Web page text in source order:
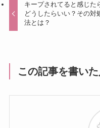
キープされてると感じた
どうしたらいい？その対
法とは？
この記事を書いた